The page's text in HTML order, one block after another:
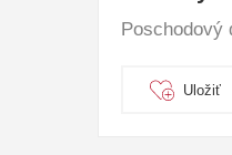
Poschodový
Uložiť